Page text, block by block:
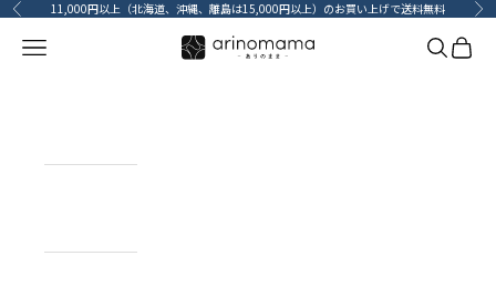
コンテンツへスキップ
前へ 11,000円以上（北海道、沖縄、離島は15,000円以上）のお買い上げで送料無料 次
メニューを開く 検索を開
カー